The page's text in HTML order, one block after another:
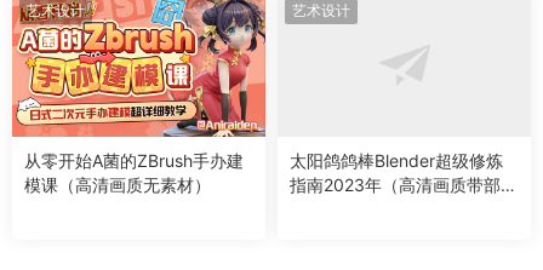
艺术设计
从零开始A菌的ZBrush手办建
模课（高清画质无素材）
艺术设计
太阳鸽鸽棒Blender超级修炼
指南2023年（高清画质带部分